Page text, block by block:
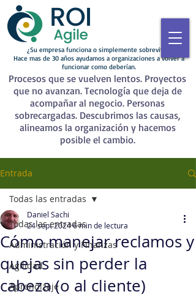
¿Su empresa funciona o simplemente sobrevive?
Hace mas de 30 años ayudamos a organizaciones a volver a
funcionar como deberían.
Procesos que se vuelven lentos. Proyectos
que no avanzan. Tecnología que deja de
acompañar al negocio. Personas
sobrecargadas. Descubrimos las causas,
alineamos la organización y hacemos
posible el cambio.
Entrada
Todas las entradas
Administración y Finanzas
Agilidad
Aprendizaje
Todas las entradas
Cómo manejar reclamos y
quejas sin perder la
cabeza (o al cliente)
Daniel Sachi
24 sept 20246 min de lectura